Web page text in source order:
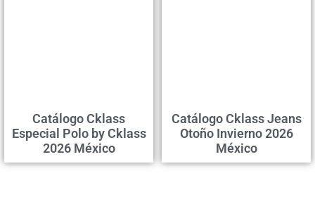
Catálogo Cklass
Especial Polo by Cklass
2026 México
Catálogo Cklass Jeans
Otoño Invierno 2026
México